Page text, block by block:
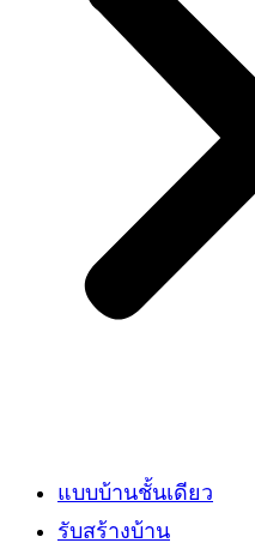
แบบบ้านชั้นเดียว
รับสร้างบ้าน